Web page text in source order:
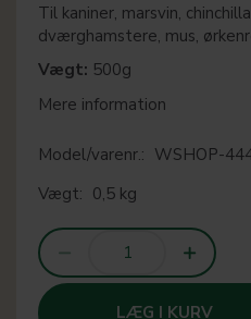
Til kaniner, marsvin,
dværghamstere, mus,
Vægt: 500g
Mere information
Model/varenr.: WSHOP-
Vægt: 0,5 kg
LÆG I KURV